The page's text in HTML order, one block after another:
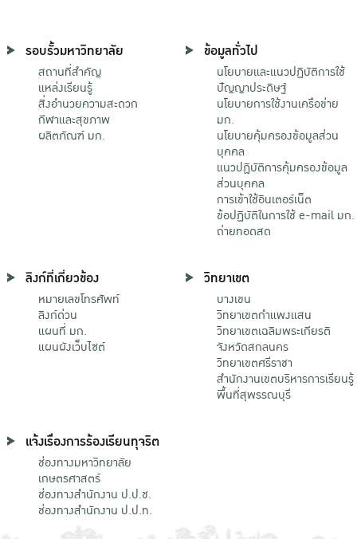
รอบรั้วมหาวิทยาลัย
สถานที่สำคัญ
แหล่งเรียนรู้
สิ่งอำนวยความสะดวก
กีฬาและสุขภาพ
ผลิตภัณฑ์ มก.
ข้อมูลทั่วไป
นโยบายและแนวปฏิบัติการใช้
ปัญญาประดิษฐ์
นโยบายการใช้งานเครือข่าย
มก.
นโยบายคุ้มครองข้อมูลส่วน
บุคคล
แนวปฏิบัติการคุ้มครองข้อมูล
ส่วนบุคคล
การเข้าใช้อินเตอร์เน็ต
ข้อปฏิบัติในการใช้ e-mail มก.
ถ่ายทอดสด
ลิงก์ที่เกี่ยวข้อง
หมายเลขโทรศัพท์
ลิงก์ด่วน
แผนที่ มก.
แผนผังเว็บไซต์
วิทยาเขต
บางเขน
วิทยาเขตกําแพงแสน
วิทยาเขตเฉลิมพระเกียรติ
จังหวัดสกลนคร
วิทยาเขตศรีราชา
สำนักงานเขตบริหารการเรียนรู้
พื้นที่สุพรรณบุรี
แจ้งเรื่องการร้องเรียนทุจริต
ช่องทางมหาวิทยาลัย
เกษตรศาสตร์
ช่องทางสำนักงาน ป.ป.ช.
ช่องทางสำนักงาน ป.ป.ท.